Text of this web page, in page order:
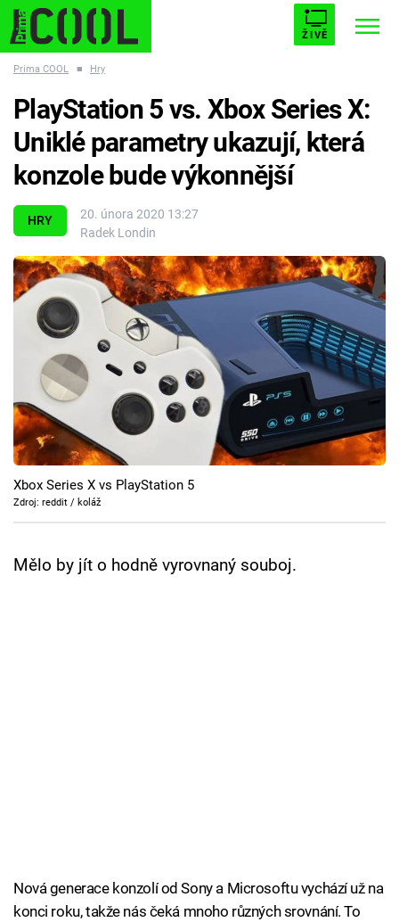
ŽIVĚ
ESCAPE PLNEJ KOTEL AVENGERS 5
Témata
Filmy
Seriály
Hry
Cool Esport
Pořady
TV Program
Prima COOL ■ Hry
HRY
20. února 2020 13:27
Radek Londin
PlayStation 5 vs. Xbox Series X:
Uniklé parametry ukazují, která
konzole bude výkonnější
Xbox Series X vs PlayStation 5
Zdroj: reddit / koláž
Mělo by jít o hodně vyrovnaný souboj.
Nová generace konzolí od Sony a Microsoftu vychází už na
konci roku, takže nás čeká mnoho různých srovnání. To